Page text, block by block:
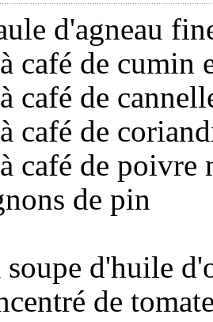
d'agneau
café de cumin
café de
café de
café de poivre
de pin
soupe d'huile
de